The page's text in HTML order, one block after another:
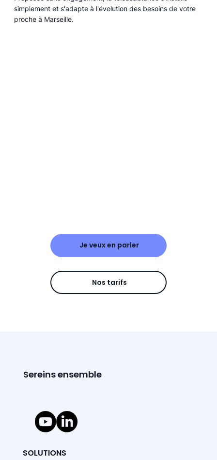
Je veux en parler
Nos tarifs
simplement et s'adapte à l'évolution des besoins de votre
proche à Marseille.
Sereins ensemble
SOLUTIONS